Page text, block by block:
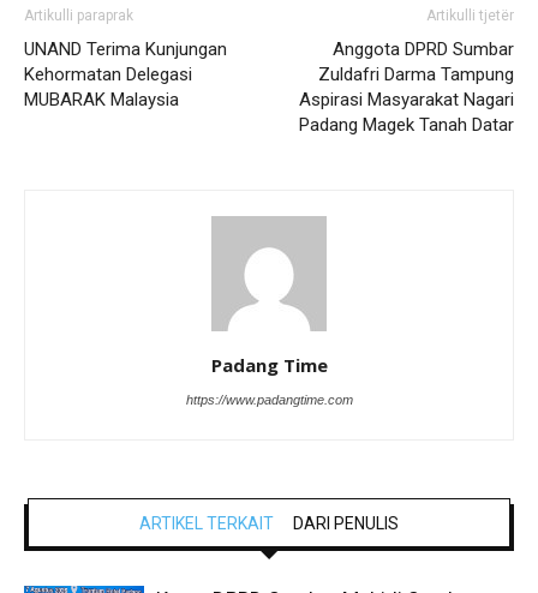
Artikulli paraprak
UNAND Terima Kunjungan
Kehormatan Delegasi
MUBARAK Malaysia
Artikulli tjetër
Anggota DPRD Sumbar
Zuldafri Darma Tampung
Aspirasi Masyarakat Nagari
Padang Magek Tanah Datar
Padang Time
https://www.padangtime.com
ARTIKEL TERKAIT DARI PENULIS